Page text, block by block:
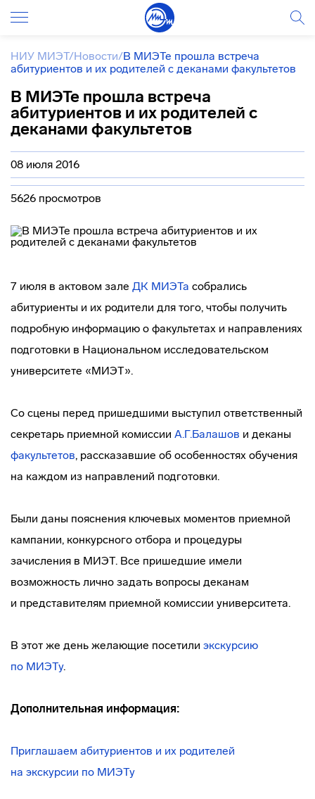
НИУ МИЭТ/Новости/В МИЭТе прошла встреча
абитуриентов и их родителей с деканами факультетов
В МИЭТе прошла встреча
абитуриентов и их родителей с
деканами факультетов
08 июля 2016
5626 просмотров
7 июля в актовом зале ДК МИЭТа собрались
абитуриенты и их родители для того, чтобы получить
подробную информацию о факультетах и направлениях
подготовки в Национальном исследовательском
университете «МИЭТ».
Со сцены перед пришедшими выступил ответственный
секретарь приемной комиссии А.Г.Балашов и деканы
факультетов, рассказавшие об особенностях обучения
на каждом из направлений подготовки.
Были даны пояснения ключевых моментов приемной
кампании, конкурсного отбора и процедуры
зачисления в МИЭТ. Все пришедшие имели
возможность лично задать вопросы деканам
и представителям приемной комиссии университета.
В этот же день желающие посетили экскурсию
по МИЭТу.
Дополнительная информация:
Приглашаем абитуриентов и их родителей
на экскурсии по МИЭТу